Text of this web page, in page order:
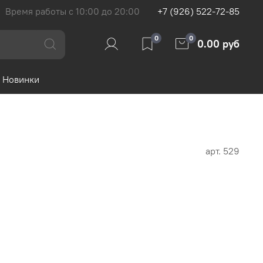
Время работы с 10:00 до 20:00 +7 (926) 522-72-85
0 0 0.00 руб
Новинки
арт. 529